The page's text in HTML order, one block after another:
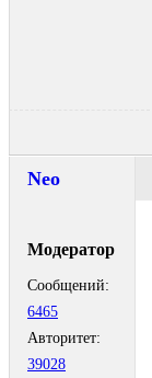
Neo
Модератор
Сообщений:
6465
Авторитет:
39028